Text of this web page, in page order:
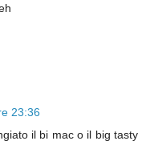
23:36
il bi mac o il big tasty